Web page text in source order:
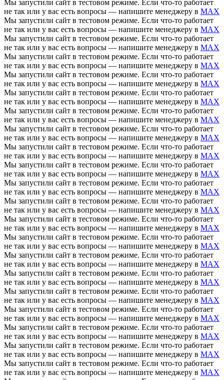
Мы запустили сайт в тестовом режиме. Если что-то работает
не так или у вас есть вопросы — напишите менеджеру в MAX
Мы запустили сайт в тестовом режиме. Если что-то работает
не так или у вас есть вопросы — напишите менеджеру в MAX
Мы запустили сайт в тестовом режиме. Если что-то работает
не так или у вас есть вопросы — напишите менеджеру в MAX
Мы запустили сайт в тестовом режиме. Если что-то работает
не так или у вас есть вопросы — напишите менеджеру в MAX
Мы запустили сайт в тестовом режиме. Если что-то работает
не так или у вас есть вопросы — напишите менеджеру в MAX
Мы запустили сайт в тестовом режиме. Если что-то работает
не так или у вас есть вопросы — напишите менеджеру в MAX
Мы запустили сайт в тестовом режиме. Если что-то работает
не так или у вас есть вопросы — напишите менеджеру в MAX
Мы запустили сайт в тестовом режиме. Если что-то работает
не так или у вас есть вопросы — напишите менеджеру в MAX
Мы запустили сайт в тестовом режиме. Если что-то работает
не так или у вас есть вопросы — напишите менеджеру в MAX
Мы запустили сайт в тестовом режиме. Если что-то работает
не так или у вас есть вопросы — напишите менеджеру в MAX
Мы запустили сайт в тестовом режиме. Если что-то работает
не так или у вас есть вопросы — напишите менеджеру в MAX
Мы запустили сайт в тестовом режиме. Если что-то работает
не так или у вас есть вопросы — напишите менеджеру в MAX
Мы запустили сайт в тестовом режиме. Если что-то работает
не так или у вас есть вопросы — напишите менеджеру в MAX
Мы запустили сайт в тестовом режиме. Если что-то работает
не так или у вас есть вопросы — напишите менеджеру в MAX
Мы запустили сайт в тестовом режиме. Если что-то работает
не так или у вас есть вопросы — напишите менеджеру в MAX
Мы запустили сайт в тестовом режиме. Если что-то работает
не так или у вас есть вопросы — напишите менеджеру в MAX
Мы запустили сайт в тестовом режиме. Если что-то работает
не так или у вас есть вопросы — напишите менеджеру в MAX
Мы запустили сайт в тестовом режиме. Если что-то работает
не так или у вас есть вопросы — напишите менеджеру в MAX
Мы запустили сайт в тестовом режиме. Если что-то работает
не так или у вас есть вопросы — напишите менеджеру в MAX
Мы запустили сайт в тестовом режиме. Если что-то работает
не так или у вас есть вопросы — напишите менеджеру в MAX
Мы запустили сайт в тестовом режиме. Если что-то работает
не так или у вас есть вопросы — напишите менеджеру в MAX